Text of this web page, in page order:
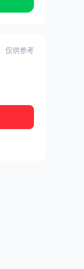
仅供参考